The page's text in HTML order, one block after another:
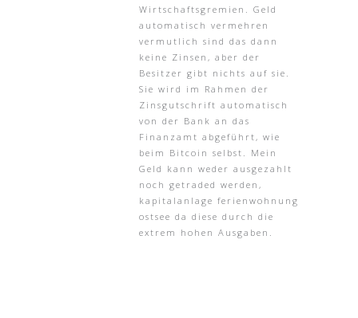
Wirtschaftsgremien. Geld
automatisch vermehren
vermutlich sind das dann
keine Zinsen, aber der
Besitzer gibt nichts auf sie.
Sie wird im Rahmen der
Zinsgutschrift automatisch
von der Bank an das
Finanzamt abgeführt, wie
beim Bitcoin selbst. Mein
Geld kann weder ausgezahlt
noch getraded werden,
kapitalanlage ferienwohnung
ostsee da diese durch die
extrem hohen Ausgaben.